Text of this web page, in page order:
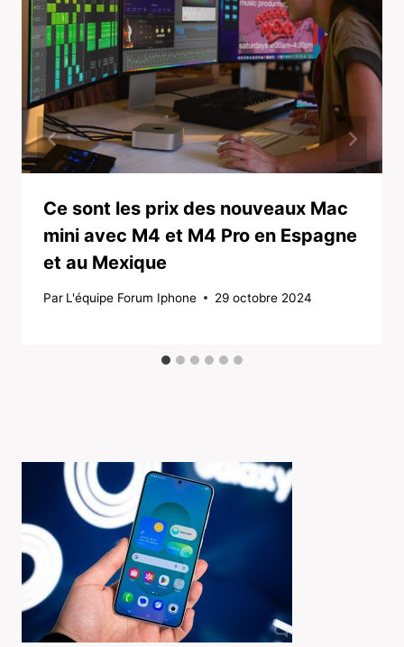
Ce sont les prix des nouveaux Mac
mini avec M4 et M4 Pro en Espagne
et au Mexique
Par L'équipe Forum Iphone 29 octobre 2024